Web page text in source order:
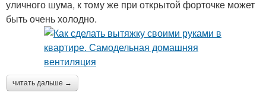
уличного шума, к тому же при открытой форточке может
быть очень холодно.
читать дальше →